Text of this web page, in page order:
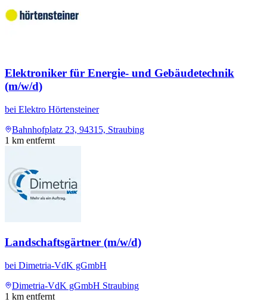
Elektroniker für Energie- und Gebäudetechnik
(m/w/d)
bei Elektro Hörtensteiner
Bahnhofplatz 23, 94315, Straubing
1 km entfernt
Landschaftsgärtner (m/w/d)
bei Dimetria-VdK gGmbH
Dimetria-VdK gGmbH Straubing
1 km entfernt